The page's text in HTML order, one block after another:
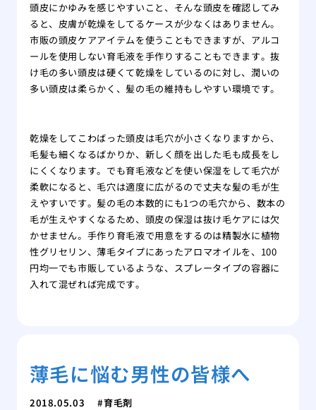
頭皮にかゆみを感じやすいこと、そんな頭皮を確認してみ
ると、皮膚が乾燥をしてるケースが少なくはありません。
市販の頭皮ケアアイテムを使うこともできますが、アルコ
ールを使用しない育毛液を手作りすることもできます。抜
け毛の多い頭皮は硬くて乾燥をしているのに対し、潤いの
多い頭皮は柔らかく、髪の毛の維持もしやすい環境です。
乾燥をしてこわばった頭皮は毛穴が小さくなりますから、
毛髪も細くなるばかりか、新しく顔を出した毛も成長をし
にくくなります。でも育毛液などを使い保湿をして毛穴が
柔軟になると、毛穴は適度に広がるので丈夫な髪の毛が生
えやすいです。髪の毛の本数的にも1つの毛穴から、数本の
毛が生えやすくなるため、頭皮の保湿は抜け毛ケアには欠
かせません。手作り育毛液で用意をするのは精製水に植物
性グリセリン、薄毛タイプにあったアロマオイルを、100
円均一でも市販しているような、スプレータイプの容器に
入れて混ぜれば完成です。
薄毛に悩む男性の皆様へ
2018.05.03 育毛剤